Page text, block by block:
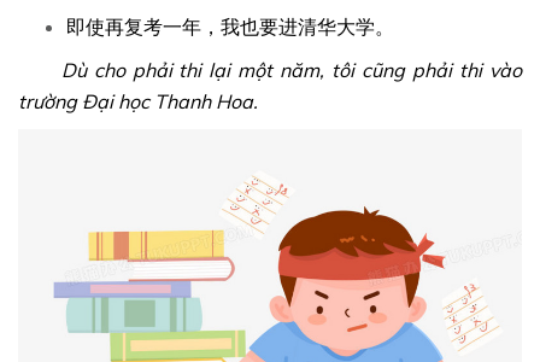
即使再复考一年，我也要进清华大学。
Dù cho phải thi lại một năm, tôi cũng phải thi vào
trường Đại học Thanh Hoa.